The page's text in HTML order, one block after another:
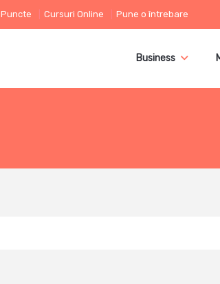
Puncte Cursuri Online Pune o întrebare
Business